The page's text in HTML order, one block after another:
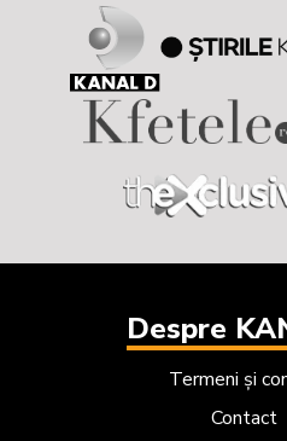
Despre
Termeni și
Contact